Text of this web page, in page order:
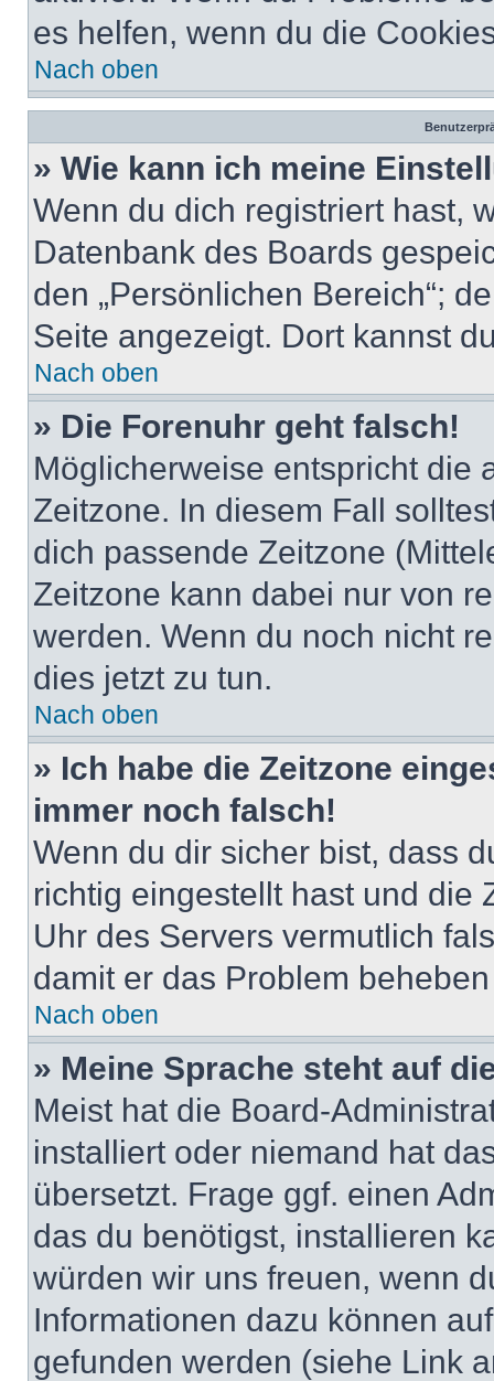
es helfen, wenn du die
Nach oben
» Wie kann ich meine
Wenn du dich registriert hast,
Datenbank des Boards
den „Persönlichen Bereich“;
Seite angezeigt. Dort kannst
Nach oben
» Die Forenuhr geht falsch!
Möglicherweise entspricht die
Zeitzone. In diesem Fall
dich passende Zeitzone
Zeitzone kann dabei nur von
werden. Wenn du noch nicht
dies jetzt zu tun.
Nach oben
» Ich habe die Zeitzone
immer noch falsch!
Wenn du dir sicher bist, dass
richtig eingestellt hast und die
Uhr des Servers vermutlich
damit er das Problem
Nach oben
» Meine Sprache steht auf
Meist hat die Board-
installiert oder niemand hat
übersetzt. Frage ggf. einen
das du benötigst, installieren
würden wir uns freuen, wenn
Informationen dazu können
gefunden werden (siehe Link